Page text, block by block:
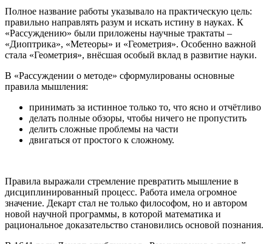
Полное название работы указывало на практическую цель:
правильно направлять разум и искать истину в науках. К
«Рассуждению» были приложены научные трактаты –
«Диоптрика», «Метеоры» и «Геометрия». Особенно важной
стала «Геометрия», внёсшая особый вклад в развитие науки.
В «Рассуждении о методе» сформулированы основные
правила мышления:
принимать за истинное только то, что ясно и отчётливо
делать полные обзоры, чтобы ничего не пропустить
делить сложные проблемы на части
двигаться от простого к сложному.
Правила выражали стремление превратить мышление в
дисциплинированный процесс. Работа имела огромное
значение. Декарт стал не только философом, но и автором
новой научной программы, в которой математика и
рациональное доказательство становились основой познания.